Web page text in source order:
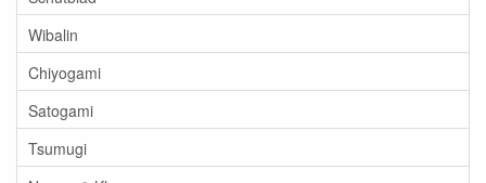
Wibalin
Chiyogami
Satogami
Tsumugi